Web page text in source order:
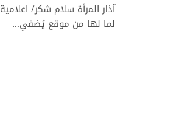
آذار المرأة سلام شكر/
لما لها من موقع يُضفي…